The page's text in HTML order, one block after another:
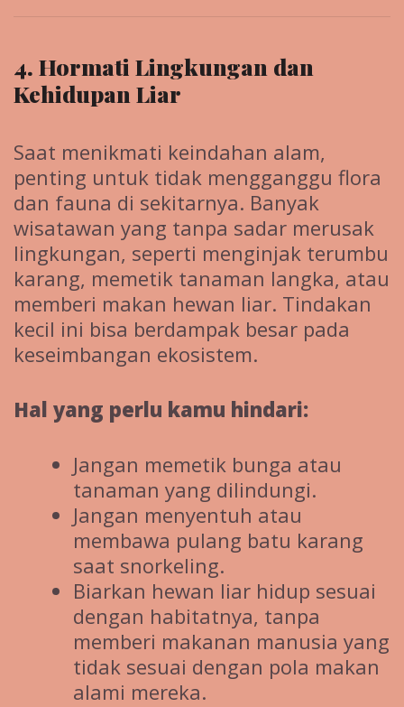
4. Hormati Lingkungan dan
Kehidupan Liar
Saat menikmati keindahan alam,
penting untuk tidak mengganggu flora
dan fauna di sekitarnya. Banyak
wisatawan yang tanpa sadar merusak
lingkungan, seperti menginjak terumbu
karang, memetik tanaman langka, atau
memberi makan hewan liar. Tindakan
kecil ini bisa berdampak besar pada
keseimbangan ekosistem.
Hal yang perlu kamu hindari:
Jangan memetik bunga atau
tanaman yang dilindungi.
Jangan menyentuh atau
membawa pulang batu karang
saat snorkeling.
Biarkan hewan liar hidup sesuai
dengan habitatnya, tanpa
memberi makanan manusia yang
tidak sesuai dengan pola makan
alami mereka.